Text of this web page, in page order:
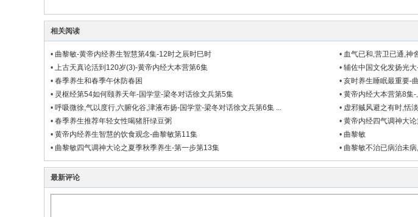
相关阅读
• 曲黎敏-黄帝内经养生智慧第4集-12时之辰时巳时 • 血气已和,营卫已通,神
• 上古天真论活到120岁(3)-黄帝内经大本营第6集 • 辅佐中国文化发扬光
• 春季养生和春季午休防春困 • 亥时养生睡眠最重要-
• 灵枢经第54如何颐养天年-国学堂-梁冬对话徐文兵第5集 • 黄帝内经大本营第8集
• 呼吸微徐,气以度行,六腑化谷,津液布扬-国学堂-梁冬对话徐文兵第6集 ... • 虚邪贼风避之有时,恬
• 春季养生推荐年轻女性喝猪肝绿豆粥 • 黄帝内经四气调神大
• 黄帝内经养生智慧的饮食观念-曲黎敏第11集 • 曲黎敏
• 曲黎敏四气调神大论之夏季秋季养生-第一步第13集 • 曲黎敏不治已病治未
最新评论